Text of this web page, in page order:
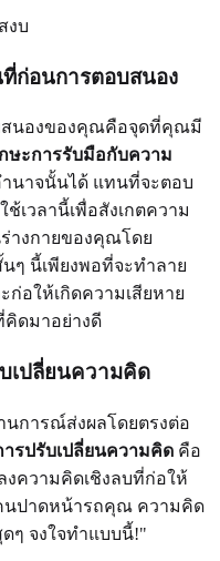
ก่อนการตอบสนอง
สนองของคุณคือจุดที่คุณมี
ษะการรับมือกับความ
นาจนั้นได้ แทนที่จะตอบ
เวลานี้เพื่อสังเกตความ
างกายของคุณโดย
ๆ นี้เพียงพอที่จะทำลาย
อให้เกิดความเสียหาย
ดมาอย่างดี
เปลี่ยนความคิด
านการณ์ส่งผลโดยตรงต่อ
ารปรับเปลี่ยนความคิด คือ
งความคิดเชิงลบที่ก่อให้
นปาดหน้ารถคุณ ความคิด
ๆ จงใจทำแบบนี้!"